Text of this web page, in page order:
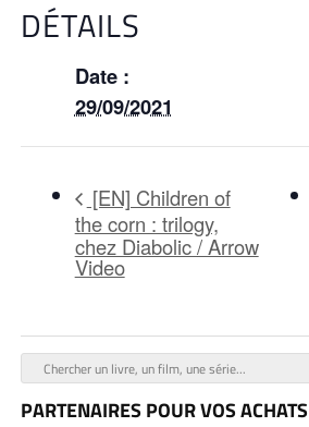
DÉTAILS
Date :
29/09/2021
[EN] Children of
the corn : trilogy,
chez Diabolic / Arrow
Video
PARTENAIRES POUR VOS ACHATS